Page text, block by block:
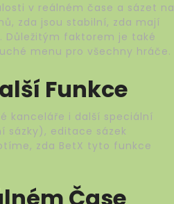
v reálném čase a sázet na
zda jsou stabilní, zda mají
Důležitým faktorem je také
menu pro všechny hráče.
Funkce
kanceláře i další speciální
sázky), editace sázek
zda BetX tyto funkce